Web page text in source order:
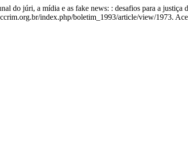
júri, a mídia e as fake news: : desafios para a justiça
index.php/boletim_1993/article/view/1973.